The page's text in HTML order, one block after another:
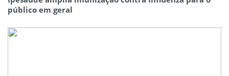
público em geral